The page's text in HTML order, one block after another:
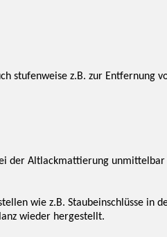
stufenweise z.B. zur Entfernung
der Altlackmattierung
wie z.B. Staubeinschlüsse in
wieder hergestellt.